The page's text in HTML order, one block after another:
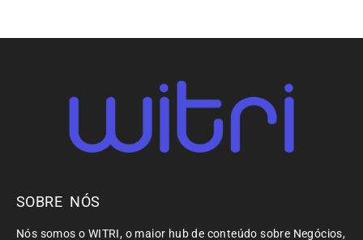
SOBRE NÓS
Nós somos o WITRI, o maior hub de conteúdo sobre Negócios,